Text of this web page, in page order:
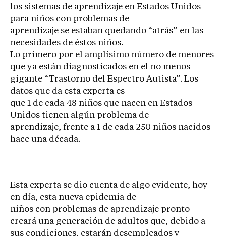
los sistemas de aprendizaje en Estados Unidos
para niños con problemas de
aprendizaje se estaban quedando “atrás” en las
necesidades de éstos niños.
Lo primero por el amplísimo número de menores
que ya están diagnosticados en el no menos
gigante “Trastorno del Espectro Autista”. Los
datos que da esta experta es
que 1 de cada 48 niños que nacen en Estados
Unidos tienen algún problema de
aprendizaje, frente a 1 de cada 250 niños nacidos
hace una década.
Esta experta se dio cuenta de algo evidente, hoy
en día, esta nueva epidemia de
niños con problemas de aprendizaje pronto
creará una generación de adultos que, debido a
sus condiciones, estarán desempleados y